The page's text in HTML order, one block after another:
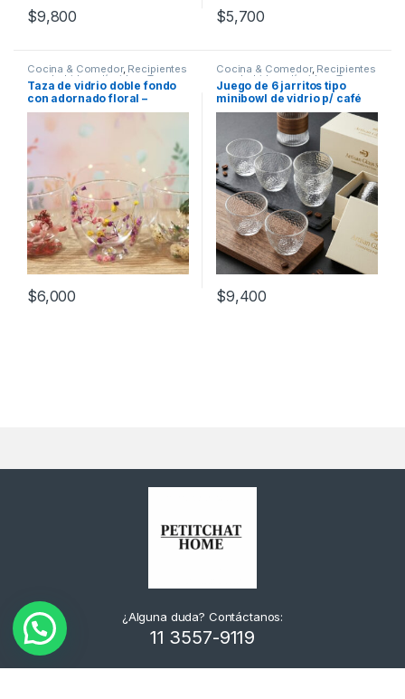
$9,800 $5,700
Cocina & Comedor, Recipientes
para bebidas y líquidos ,Tazas
Taza de vidrio doble fondo
con adornado floral –
200mL (52566)
$6,000
Cocina & Comedor, Recipientes
para bebidas y líquidos, Tazas
Juego de 6 jarritos tipo
minibowl de vidrio p/ café
(C5244/Y4004C)
$9,400
¿Alguna duda? Contáctanos:
11 3557-9119